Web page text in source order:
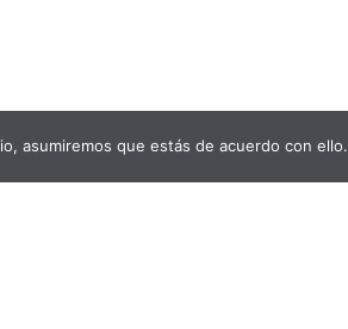
asumiremos que estás de acuerdo con ello.